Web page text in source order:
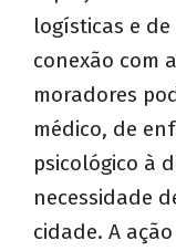
logísticas e
conexão com
moradores
médico, de
psicológico à
necessidade
cidade. A